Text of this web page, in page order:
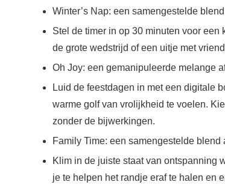
Winter’s Nap: een samengestelde
Stel de timer in op 30 minuten voor
de grote wedstrijd of een uitje met
Oh Joy: een gemanipuleerde melange
Luid de feestdagen in met een digitale
warme golf van vrolijkheid te voelen.
zonder de bijwerkingen.
Family Time: een samengestelde
Klim in de juiste staat van ontspanning
je te helpen het randje eraf te halen en